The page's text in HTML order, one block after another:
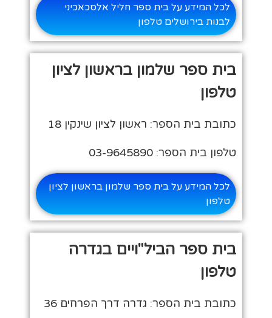
לכל המידע על בית ספר חליל אלסכאכיני
לבנות בירושלים טלפון
בית ספר שלמון בראשון לציון
טלפון
כתובת בית הספר: ראשון לציון שינקין 18
טלפון בית הספר: 03-9645890
לכל המידע על בית ספר שלמון בראשון לציון
טלפון
בית ספר הביל"ויים בגדרה
טלפון
כתובת בית הספר: גדרה דרך הפרחים 36